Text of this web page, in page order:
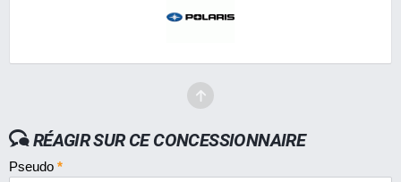
RÉAGIR SUR CE CONCESSIONNAIRE
Pseudo *